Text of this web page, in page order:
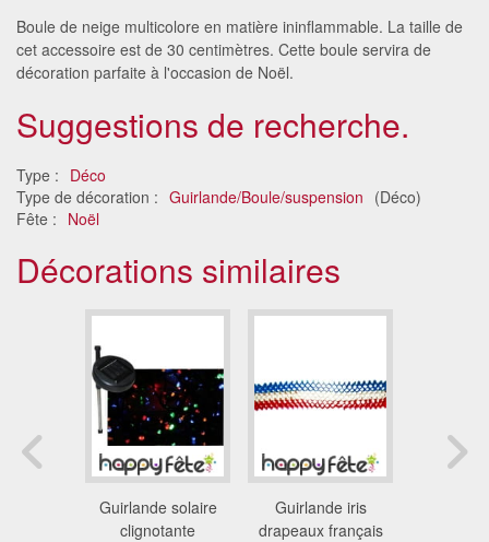
Boule de neige multicolore en matière ininflammable. La taille de
cet accessoire est de 30 centimètres. Cette boule servira de
décoration parfaite à l'occasion de Noël.
Suggestions de recherche.
Type : Déco
Type de décoration : Guirlande/Boule/suspension (Déco)
Fête : Noël
Décorations similaires
Guirlande solaire
clignotante
Guirlande iris
drapeaux français